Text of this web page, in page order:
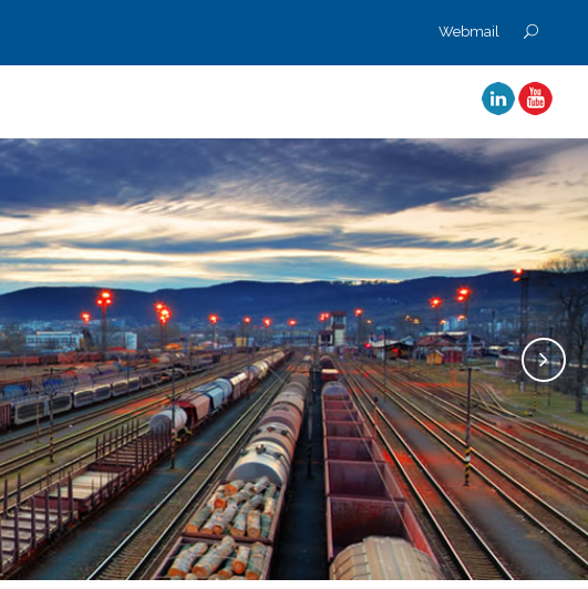
Webmail